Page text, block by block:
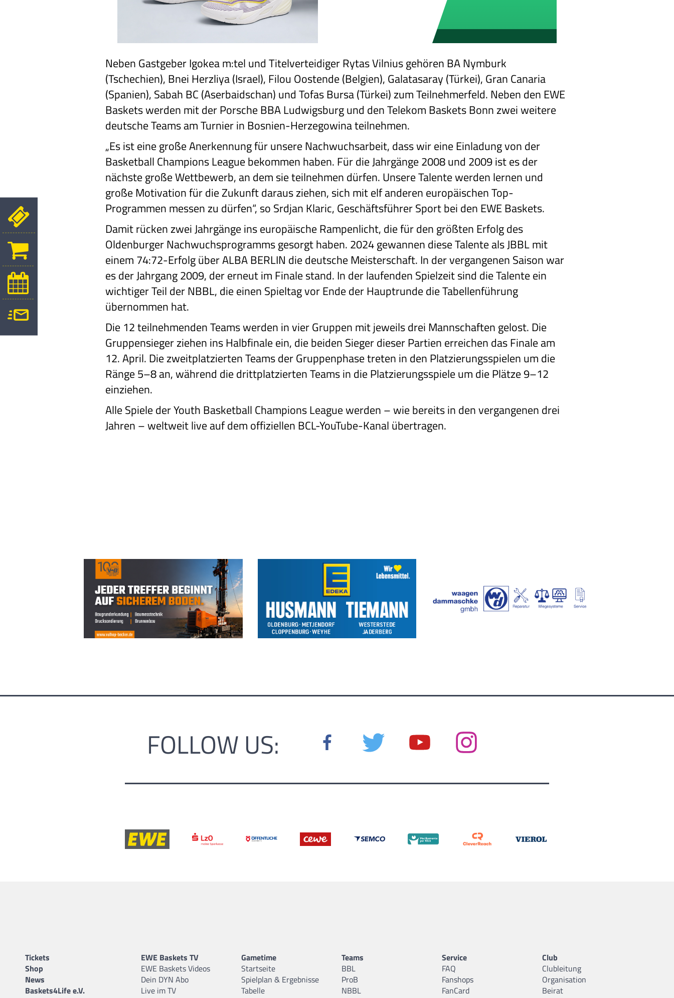
Neben Gastgeber Igokea m:tel und Titelverteidiger Rytas Vilnius gehören BA Nymburk
(Tschechien), Bnei Herzliya (Israel), Filou Oostende (Belgien), Galatasaray (Türkei), Gran Canaria
(Spanien), Sabah BC (Aserbaidschan) und Tofas Bursa (Türkei) zum Teilnehmerfeld. Neben den EWE
Baskets werden mit der Porsche BBA Ludwigsburg und den Telekom Baskets Bonn zwei weitere
deutsche Teams am Turnier in Bosnien-Herzegowina teilnehmen.
„Es ist eine große Anerkennung für unsere Nachwuchsarbeit, dass wir eine Einladung von der
Basketball Champions League bekommen haben. Für die Jahrgänge 2008 und 2009 ist es der
nächste große Wettbewerb, an dem sie teilnehmen dürfen. Unsere Talente werden lernen und
große Motivation für die Zukunft daraus ziehen, sich mit elf anderen europäischen Top-
Programmen messen zu dürfen“, so Srdjan Klaric, Geschäftsführer Sport bei den EWE Baskets.
Damit rücken zwei Jahrgänge ins europäische Rampenlicht, die für den größten Erfolg des
Oldenburger Nachwuchsprogramms gesorgt haben. 2024 gewannen diese Talente als JBBL mit
einem 74:72-Erfolg über ALBA BERLIN die deutsche Meisterschaft. In der vergangenen Saison war
es der Jahrgang 2009, der erneut im Finale stand. In der laufenden Spielzeit sind die Talente ein
wichtiger Teil der NBBL, die einen Spieltag vor Ende der Hauptrunde die Tabellenführung
übernommen hat.
Die 12 teilnehmenden Teams werden in vier Gruppen mit jeweils drei Mannschaften gelost. Die
Gruppensieger ziehen ins Halbfinale ein, die beiden Sieger dieser Partien erreichen das Finale am
12. April. Die zweitplatzierten Teams der Gruppenphase treten in den Platzierungsspielen um die
Ränge 5–8 an, während die drittplatzierten Teams in die Platzierungsspiele um die Plätze 9–12
einziehen.
Alle Spiele der Youth Basketball Champions League werden – wie bereits in den vergangenen drei
Jahren – weltweit live auf dem offiziellen BCL-YouTube-Kanal übertragen.
FOLLOW US:
Tickets
Shop
News
Baskets4Life e.V.
EWE Baskets TV
EWE Baskets Videos
Dein DYN Abo
Live im TV
Gametime
Startseite
Spielplan & Ergebnisse
Tabelle
Teams
BBL
ProB
NBBL
Service
FAQ
Fanshops
FanCard
Club
Clubleitung
Organisation
Beirat